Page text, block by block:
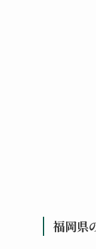
福岡県